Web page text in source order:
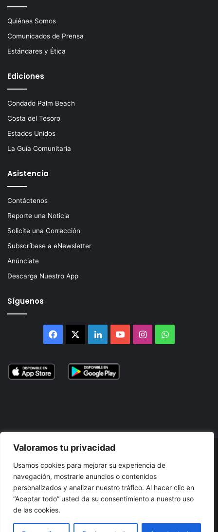
Valoramos tu privacidad
Usamos cookies para mejorar su experiencia de
navegación, mostrarle anuncios o contenidos
personalizados y analizar nuestro tráfico. Al hacer clic en
“Aceptar todo” usted da su consentimiento a nuestro uso
de las cookies.
Quiénes Somos
Comunicados de Prensa
Estándares y Ética
Ediciones
Condado Palm Beach
Costa del Tesoro
Estados Unidos
La Guía Comunitaria
Asistencia
Contáctenos
Reporte una Noticia
Solicite una Corrección
Subscríbase a eNewsletter
Anúnciate
Descarga Nuestro App
Síguenos
Facebook LinkedInYouTubeInstagramWhatsApp
su reproducción total o parcial, así como su traducción a cualquier
idioma sin nuestra autorización escrita.
Términos y Condiciones
Política de Privacidad
Cookies